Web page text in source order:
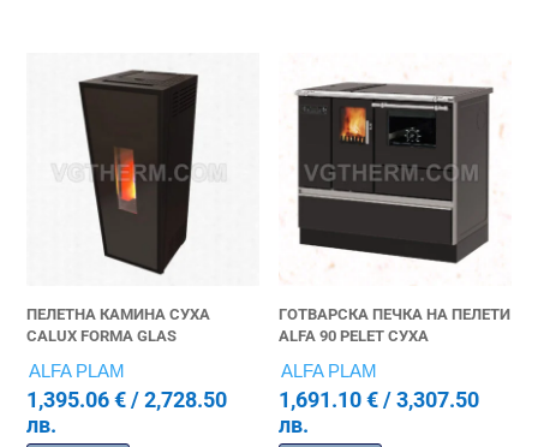
ПЕЛЕТНА КАМИНА СУХА
CALUX FORMA GLAS
ALFA PLAM
1,395.06€ / 2,728.50
лв.
ГОТВАРСКА ПЕЧКА НА ПЕЛЕТИ
ALFA 90 PELET СУХА
ALFA PLAM
1,691.10€/ 3,307.50
лв.